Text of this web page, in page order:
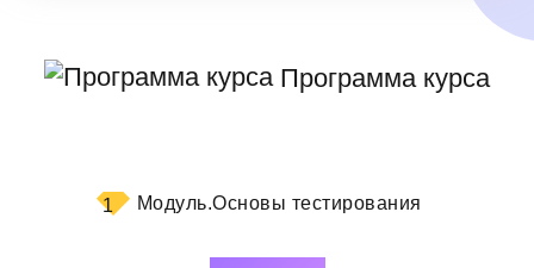
Программа курса
1 Модуль.Основы тестирования